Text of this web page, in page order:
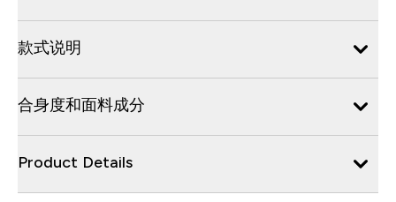
款式说明
合身度和面料成分
Product Details